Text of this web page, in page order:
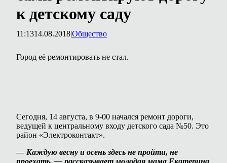
к детскому саду
11:1314.08.2018|Общество
Город её ремонтировать не стал.
Сегодня, 14 августа, в 9-00 начался ремонт дороги,
ведущей к центральному входу детского сада №50. Это
район «Электроконтакт».
— Каждую весну и осень здесь не пройти, не
проехать, — рассказывает молодая мама Екатерина